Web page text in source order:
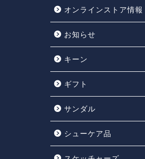
オンラインストア情報
お知らせ
キーン
ギフト
サンダル
シューケア品